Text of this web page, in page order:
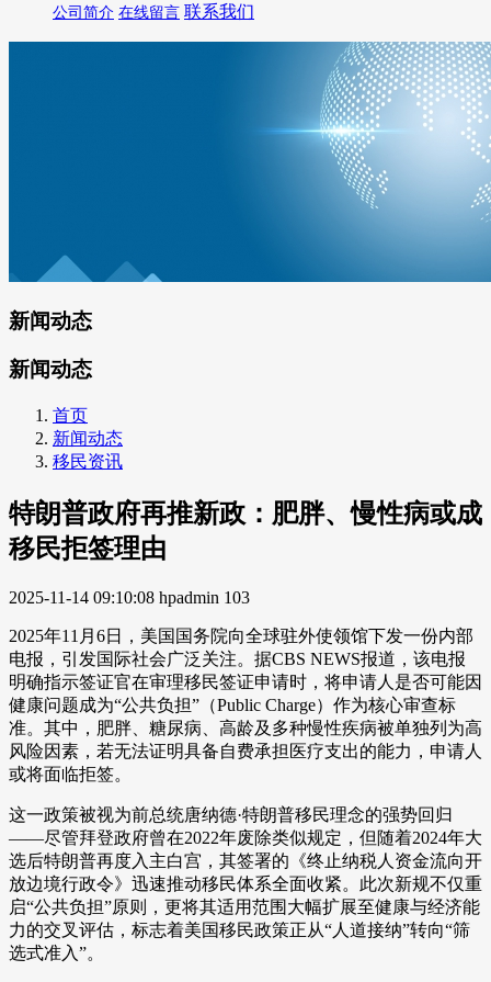
公司简介 在线留言 联系我们
新闻动态
新闻动态
首页
新闻动态
移民资讯
特朗普政府再推新政：肥胖、慢性病或成
移民拒签理由
2025-11-14 09:10:08 hpadmin 103
2025年11月6日，美国国务院向全球驻外使领馆下发一份内部
电报，引发国际社会广泛关注。据CBS NEWS报道，该电报
明确指示签证官在审理移民签证申请时，将申请人是否可能因
健康问题成为“公共负担”（Public Charge）作为核心审查标
准。其中，肥胖、糖尿病、高龄及多种慢性疾病被单独列为高
风险因素，若无法证明具备自费承担医疗支出的能力，申请人
或将面临拒签。
这一政策被视为前总统唐纳德·特朗普移民理念的强势回归
——尽管拜登政府曾在2022年废除类似规定，但随着2024年大
选后特朗普再度入主白宫，其签署的《终止纳税人资金流向开
放边境行政令》迅速推动移民体系全面收紧。此次新规不仅重
启“公共负担”原则，更将其适用范围大幅扩展至健康与经济能
力的交叉评估，标志着美国移民政策正从“人道接纳”转向“筛
选式准入”。